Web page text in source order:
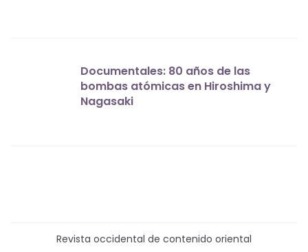
Documentales: 80 años de las
bombas atómicas en Hiroshima y
Nagasaki
Revista occidental de contenido oriental